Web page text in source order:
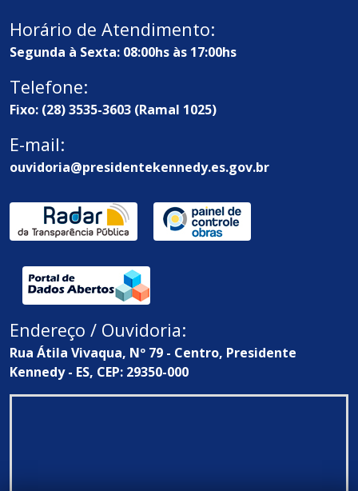
Horário de Atendimento:
Segunda à Sexta: 08:00hs às 17:00hs
Telefone:
Fixo: (28) 3535-3603 (Ramal 1025)
E-mail:
ouvidoria@presidentekennedy.es.gov.br
Endereço / Ouvidoria:
Rua Átila Vivaqua, Nº 79 - Centro, Presidente
Kennedy - ES, CEP: 29350-000